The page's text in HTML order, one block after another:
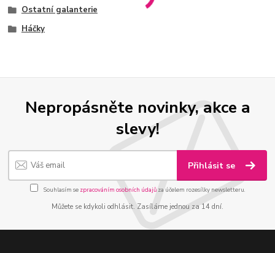
Ostatní galanterie
Háčky
Nepropásněte novinky, akce a
slevy!
Přihlásit se
Souhlasím se zpracováním osobních údajůza účelem rozesílky newsletteru.
Můžete se kdykoli odhlásit. Zasíláme jednou za 14 dní.